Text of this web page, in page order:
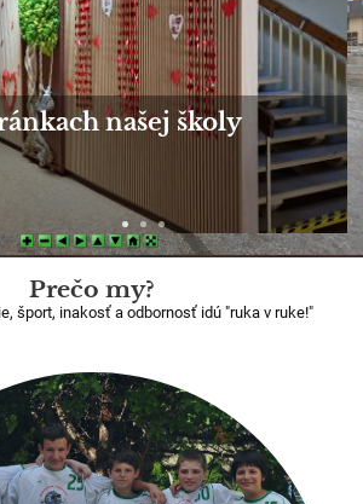
našej školy
Prečo my?
šport, inakosť a odbornosť idú "ruka v ruke!"